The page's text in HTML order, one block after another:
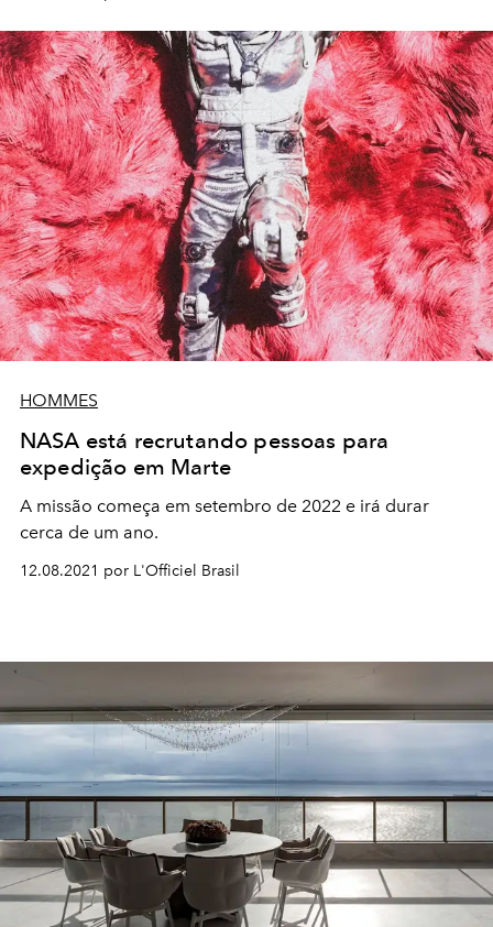
HOMMES
NASA está recrutando pessoas para
expedição em Marte
A missão começa em setembro de 2022 e irá durar
cerca de um ano.
12.08.2021 por L'Officiel Brasil